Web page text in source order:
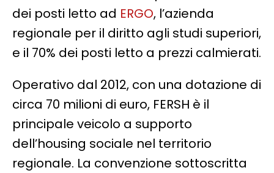
dei posti letto ad ERGO, l’azienda
regionale per il diritto agli studi superiori,
e il 70% dei posti letto a prezzi calmierati.
Operativo dal 2012, con una dotazione di
circa 70 milioni di euro, FERSH è il
principale veicolo a supporto
dell’housing sociale nel territorio
regionale. La convenzione sottoscritta